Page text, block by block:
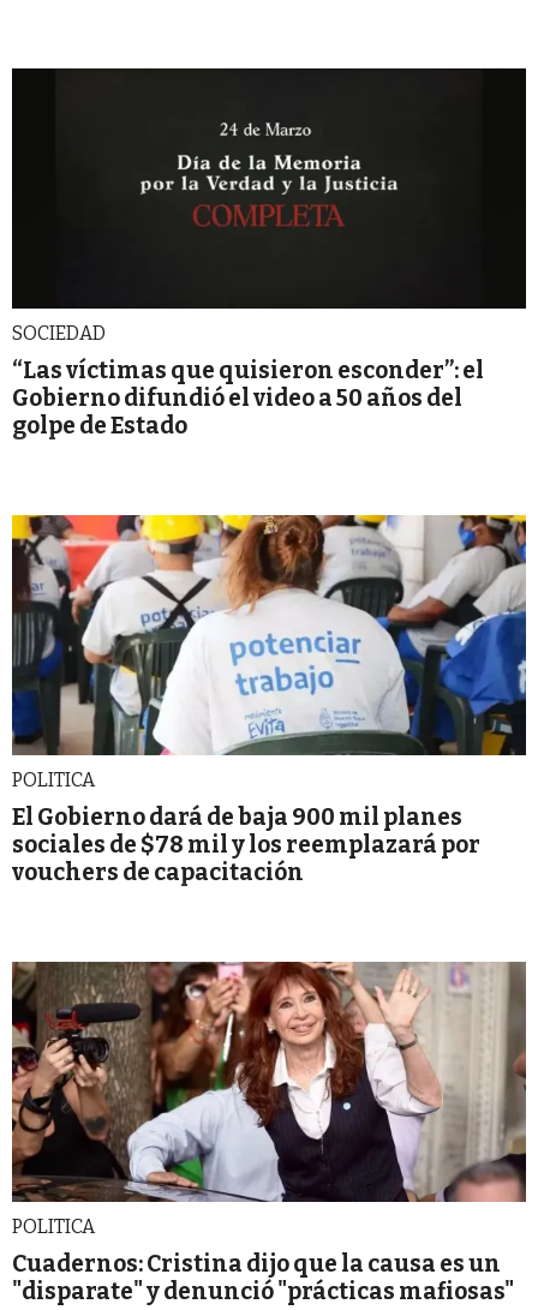
SOCIEDAD
“Las víctimas que quisieron esconder”: el
Gobierno difundió el video a 50 años del
golpe de Estado
POLITICA
El Gobierno dará de baja 900 mil planes
sociales de $78 mil y los reemplazará por
vouchers de capacitación
POLITICA
Cuadernos: Cristina dijo que la causa es un
"disparate" y denunció "prácticas mafiosas"